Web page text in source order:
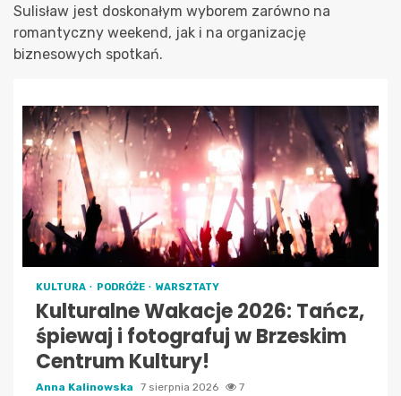
Sulisław jest doskonałym wyborem zarówno na
romantyczny weekend, jak i na organizację
biznesowych spotkań.
KULTURA PODRÓŻE WARSZTATY
Kulturalne Wakacje 2026: Tańcz,
śpiewaj i fotografuj w Brzeskim
Centrum Kultury!
Anna Kalinowska 7 sierpnia 2026 7